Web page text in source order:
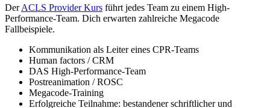
DerACLS Provider Kurs führt jedes Team zu einem High-
Performance-Team. Dich erwarten zahlreiche Megacode
Fallbeispiele.
Kommunikation als Leiter eines CPR-Teams
Human factors / CRM
DAS High-Performance-Team
Postreanimation / ROSC
Megacode-Training
Erfolgreiche Teilnahme: bestandener schriftlicher und